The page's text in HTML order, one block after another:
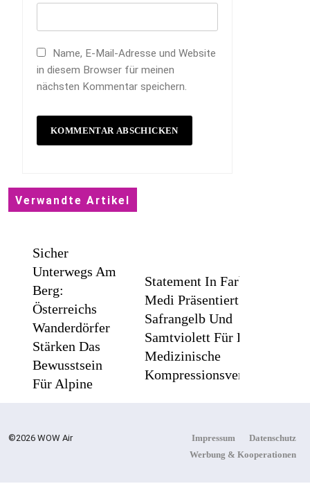
Name, E-Mail-Adresse und Website
in diesem Browser für meinen
nächsten Kommentar speichern.
Verwandte Artikel
Sicher
Unterwegs Am
Berg:
Österreichs
Wanderdörfer
Stärken Das
Bewusstsein
Für Alpine
Statement In Farbe /
Medi Präsentiert
Safrangelb Und
Samtviolett Für Die
Medizinische
Kompressionsversorgung
PEPE
©2026 WOW Air Impressum
Datenschutz
Werbung & Kooperationen